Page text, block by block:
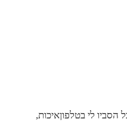
לי בטלפוןאיכות,